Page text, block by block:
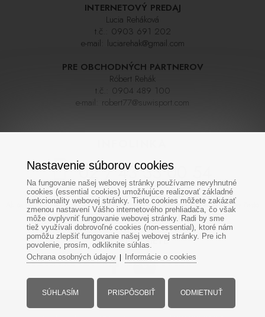
INTERNETOVÝ PREDAJ
Lucia Reháková
t.č.: 0903 691 202
e-mail: luciarehak@gmail.com
PRE OBCHODNÝCH PARTNEROV
Róbert Rehák
t.č.: 0904 489 100
e-mail: robert77@suwisport.com
02 / 43 33 00 54
Ak sa nedovoláte na prvýkrát skúste zavolať neskôr,linka býva počas sezóny často
veľmi vyťažená. Ďakujeme za pochopenie
SOCIÁLNE SIETE
Nastavenie súborov cookies
Na fungovanie našej webovej stránky používame nevyhnutné
cookies (essential cookies) umožňujúce realizovať základné
funkcionality webovej stránky. Tieto cookies môžete zakázať
zmenou nastavení Vášho internetového prehliadača, čo však
môže ovplyvniť fungovanie webovej stránky. Radi by sme
tiež využívali dobrovoľné cookies (non-essential), ktoré nám
pomôžu zlepšiť fungovanie našej webovej stránky. Pre ich
povolenie, prosím, odkliknite súhlas.
Ochrana osobných údajov| Informácie o cookies
SÚHLASÍM PRISPÔSOBIŤ ODMIETNUŤ